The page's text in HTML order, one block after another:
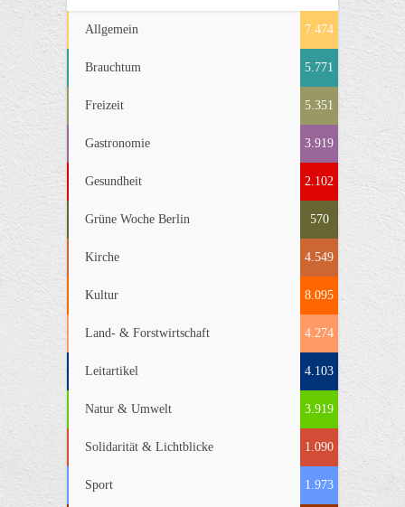
Allgemein 7.474
Brauchtum 5.771
Freizeit 5.351
Gastronomie 3.919
Gesundheit 2.102
Grüne Woche Berlin 570
Kirche 4.549
Kultur 8.095
Land- & Forstwirtschaft 4.274
Leitartikel 4.103
Natur & Umwelt 3.919
Solidarität & Lichtblicke 1.090
Sport 1.973